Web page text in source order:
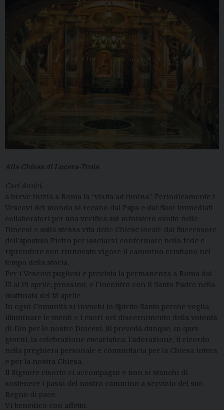
Alla Chiesa di Lucera-Troia
Cari Amici,
a breve inizia a Roma la “visita ad limina”. Periodicamente i
Vescovi del mondo si recano dal Papa e dai Suoi immediati
collaboratori per una verifica sul ministero svolto nelle
Diocesi e sulla stessa vita delle Chiese locali; dal Successore
dell’apostolo Pietro per lasciarsi confermare nella fede e
riprendere con rinnovato vigore il cammino cristiano nel
tempo della storia.
Per i Vescovi pugliesi è prevista la permanenza a Roma dal
15 al 19 aprile, prossimi, e l’incontro con il Santo Padre nella
mattinata del 18 aprile.
In ogni Comunità si invochi lo Spirito Santo perché voglia
illuminare le menti e i cuori nel discernimento della volontà
di Dio per le nostre Diocesi. Si preveda dunque, in quei
giorni, la celebrazione eucaristica, l’adorazione, il ricordo
nella preghiera personale e comunitaria per la Chiesa intera
e per la nostra Chiesa.
Il Signore risorto ci accompagni e non si stanchi di
sostenere i passi del nostro cammino a servizio del suo
Regno di pace.
Vi benedico con affetto.